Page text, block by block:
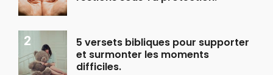
5 versets bibliques pour supporter
et surmonter les moments
difficiles.